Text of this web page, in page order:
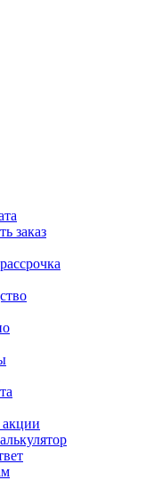
заказ